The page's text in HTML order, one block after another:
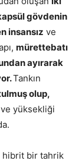
gövdenin
insansız ve
mürettebatı
ayırarak
Tankın
olup,
yüksekliği
hibrit bir tahrik